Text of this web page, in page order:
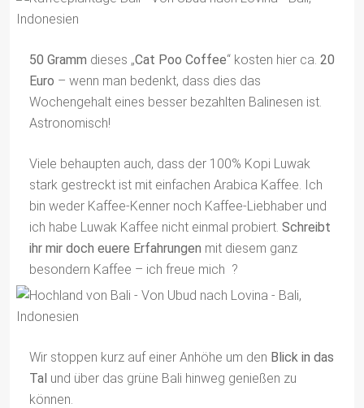
50 Gramm dieses „Cat Poo Coffee“ kosten hier ca. 20
Euro – wenn man bedenkt, dass dies das
Wochengehalt eines besser bezahlten Balinesen ist.
Astronomisch!
Viele behaupten auch, dass der 100% Kopi Luwak
stark gestreckt ist mit einfachen Arabica Kaffee. Ich
bin weder Kaffee-Kenner noch Kaffee-Liebhaber und
ich habe Luwak Kaffee nicht einmal probiert. Schreibt
ihr mir doch euere Erfahrungen mit diesem ganz
besondern Kaffee – ich freue mich ?
Wir stoppen kurz auf einer Anhöhe um den Blick in das
Tal und über das grüne Bali hinweg genießen zu
können.